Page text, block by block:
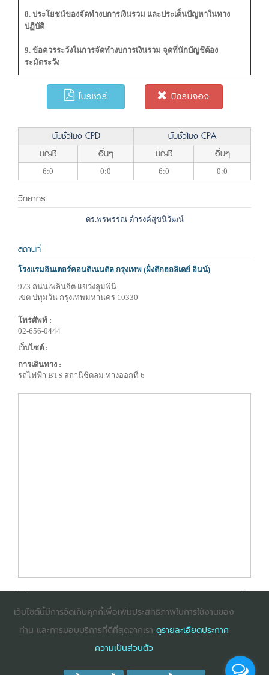
8. ประโยชน์ของจัดทำงบการเงินรวม และประเด็นปัญหาในทาง
ปฏิบัติ
9. ข้อควรระวังในการจัดทำงบการเงินรวม จุดที่นักบัญชีต้อง
ระมัดระวัง
โบรชัวร์ ปิดรับจอง
นับชั่วโมง CPD
นับชั่วโมง CPA
บัญชี
อื่นๆ บัญชี อื่นๆ
6:0 0:0 6:0 0:0
วิทยากร
ดร.พรพรรณ ดำรงค์สุขนิวัฒน์
สถานที่
โรงแรมอินเตอร์คอนติเนนตัล กรุงเทพ (ฝั่งตึกฮอลิเดย์ อินน์)
973 ถนนเพลินจิต แขวงลุมพินี
เขต ปทุมวัน กรุงเทพมหานคร 10330
โทรศัพท์ :
02-656-0444
เว็บไซต์ :
การเดินทาง :
รถไฟฟ้า BTS สถานีชิดลม ทางออกที่ 6
: InternetExplorer เวอร์ชั่น 10 ขึ้นไป
: Chrome เวอร์ชั่น 58 ขึ้นไป
เว็บไซต์นี้มีการจัดเก็บคุกกี้เพื่อเพิ่มประสิทธิภาพในการใช้งานของ
ท่าน และการมอบบริการที่ดีที่สุดจากเรา ดูรายละเอียดประกาศ
ความเป็นส่วนตัว